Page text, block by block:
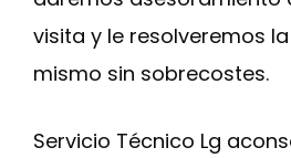
visita y le resolveremos
mismo sin sobrecostes.
Servicio Técnico Lg